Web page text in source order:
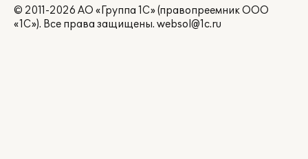
© 2011-2026 АО «Группа 1С» (правопреемник ООО
«1С»). Все права защищены. websol@1c.ru